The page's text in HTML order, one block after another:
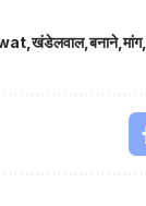
खंडेलवाल बनाने मांग